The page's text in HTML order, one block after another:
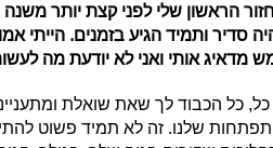
היה סדיר ותמיד הגיע בזמנים. הייתי
מדאיג אותי ואני לא יודעת מה
כל, כל הכבוד לך שאת שואלת
שלנו. זה לא תמיד פשוט